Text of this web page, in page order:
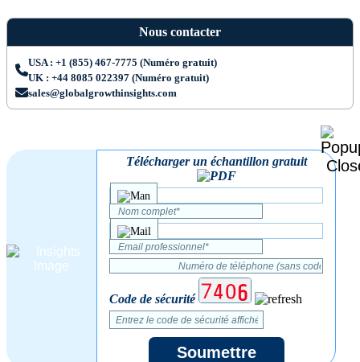
Nous contacter
USA : +1 (855) 467-7775 (Numéro gratuit)
UK : +44 8085 022397 (Numéro gratuit)
sales@globalgrowthinsights.com
Télécharger un échantillon gratuit
Code de sécurité
Soumettre